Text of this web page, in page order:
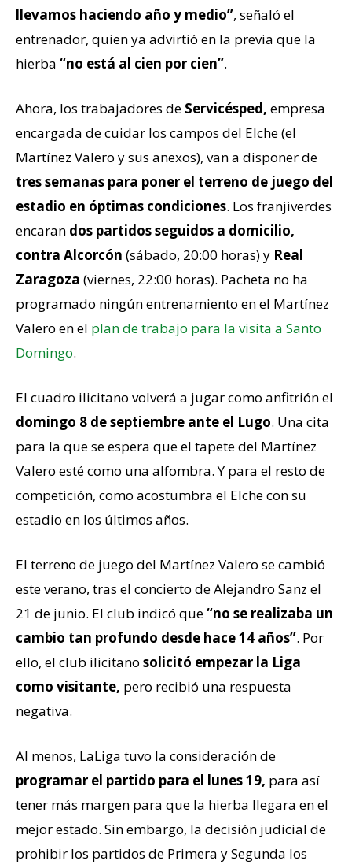
llevamos haciendo año y medio”, señaló el
entrenador, quien ya advirtió en la previa que la
hierba “no está al cien por cien”.
Ahora, los trabajadores de Servicésped, empresa
encargada de cuidar los campos del Elche (el
Martínez Valero y sus anexos), van a disponer de
tres semanas para poner el terreno de juego del
estadio en óptimas condiciones. Los franjiverdes
encaran dos partidos seguidos a domicilio,
contra Alcorcón (sábado, 20:00 horas) y Real
Zaragoza (viernes, 22:00 horas). Pacheta no ha
programado ningún entrenamiento en el Martínez
Valero en el plan de trabajo para la visita a Santo
Domingo.
El cuadro ilicitano volverá a jugar como anfitrión el
domingo 8 de septiembre ante el Lugo. Una cita
para la que se espera que el tapete del Martínez
Valero esté como una alfombra. Y para el resto de
competición, como acostumbra el Elche con su
estadio en los últimos años.
El terreno de juego del Martínez Valero se cambió
este verano, tras el concierto de Alejandro Sanz el
21 de junio. El club indicó que“no se realizaba un
cambio tan profundo desde hace 14 años”. Por
ello, el club ilicitano solicitó empezar la Liga
como visitante, pero recibió una respuesta
negativa.
Al menos, LaLiga tuvo la consideración de
programar el partido para el lunes 19, para así
tener más margen para que la hierba llegara en el
mejor estado. Sin embargo, la decisión judicial de
prohibir los partidos de Primera y Segunda los